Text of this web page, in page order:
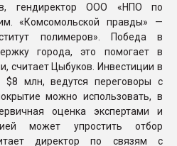
гендиректор ООО «НПО по
«Комсомольской правды» —
полимеров». Победа в
города, это помогает в
считает Цыбуков. Инвестиции в
млн, ведутся переговоры с
можно использовать, в
оценка экспертами и
может упростить отбор
директор по связям с